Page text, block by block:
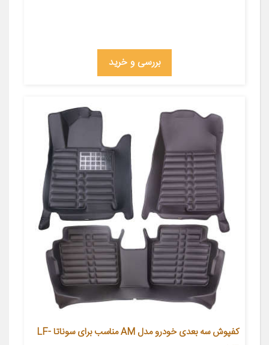
بررسی و خرید
کفپوش سه بعدی خودرو مدل AM مناسب برای سوناتا LF-